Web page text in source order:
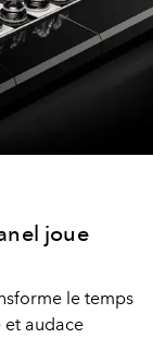
joue
le temps
et audace